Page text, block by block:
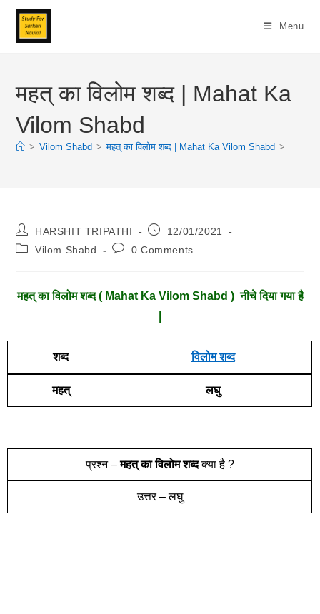
Skip
Content
Menu
महत् का विलोम शब्द | Mahat Ka
Vilom Shabd
> Vilom Shabd > महत् का विलोम शब्द | Mahat Ka Vilom Shabd >
Post
Author:
HARSHIT TRIPATHI
Post12/01/2021
PostVilom Shabd
Post0 Comments
महत् का विलोम शब्द ( Mahat Ka Vilom Shabd ) नीचे दिया गया है
शब्द विलोम शब्द
महत् लघु
प्रश्न –महत् का विलोम शब्दक्या है ?
उत्तर – लघु